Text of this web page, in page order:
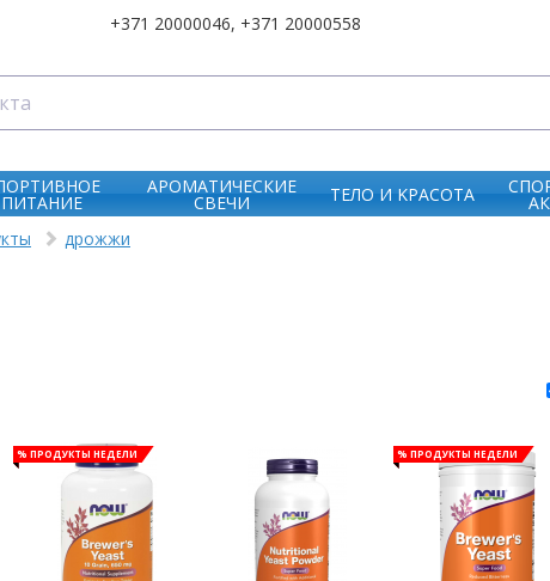
+371 20000046, +371 20000558
ПИТАНИЕ
АРОМАТИЧЕСКИЕ
СВЕЧИ ТЕЛО И KРАСОТА
дрожжи
% Продукты недели % Продукты недели